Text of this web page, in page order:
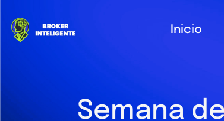
Inicio
Semana